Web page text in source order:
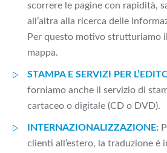
scorrere le pagine con rapidità,
all’altra alla ricerca delle
Per questo motivo strutturiamo
mappa.
STAMPA E SERVIZI PER
forniamo anche il servizio di
cartaceo o digitale (CD o DVD).
INTERNAZIONALIZZAZIONE:
clienti all’estero, la traduzione è